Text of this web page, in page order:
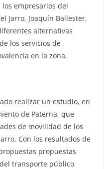
empresarios del
Jarro, Joaquín Ballester,
alternativas
los servicios de
en la zona.
realizar un estudio, en
de Paterna, que
de movilidad de los
Con los resultados de
propuestas
transporte público